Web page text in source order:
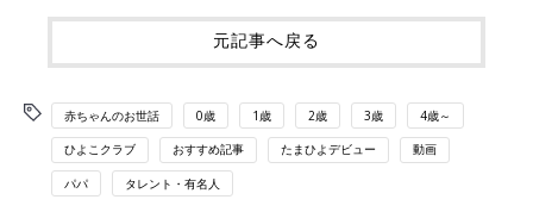
元記事へ戻る
赤ちゃんのお世話 0歳 1歳 2歳 3歳 4歳～
ひよこクラブ おすすめ記事 たまひよデビュー 動画
パパ タレント・有名人